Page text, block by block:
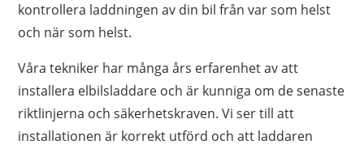
kontrollera laddningen av din bil från var som helst
och när som helst.
Våra tekniker har många års erfarenhet av att
installera elbilsladdare och är kunniga om de senaste
riktlinjerna och säkerhetskraven. Vi ser till att
installationen är korrekt utförd och att laddaren